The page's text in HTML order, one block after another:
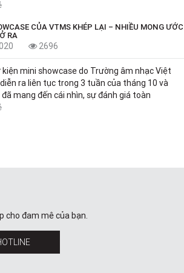
CỦA VTMS KHÉP LẠI – NHIỀU MONG ƯỚC
RA
2696
kiện mini showcase do Trường âm nhạc Việt
ra liên tục trong 3 tuần của tháng 10 và
mang đến cái nhìn, sự đánh giá toàn
cho đam mê của bạn.